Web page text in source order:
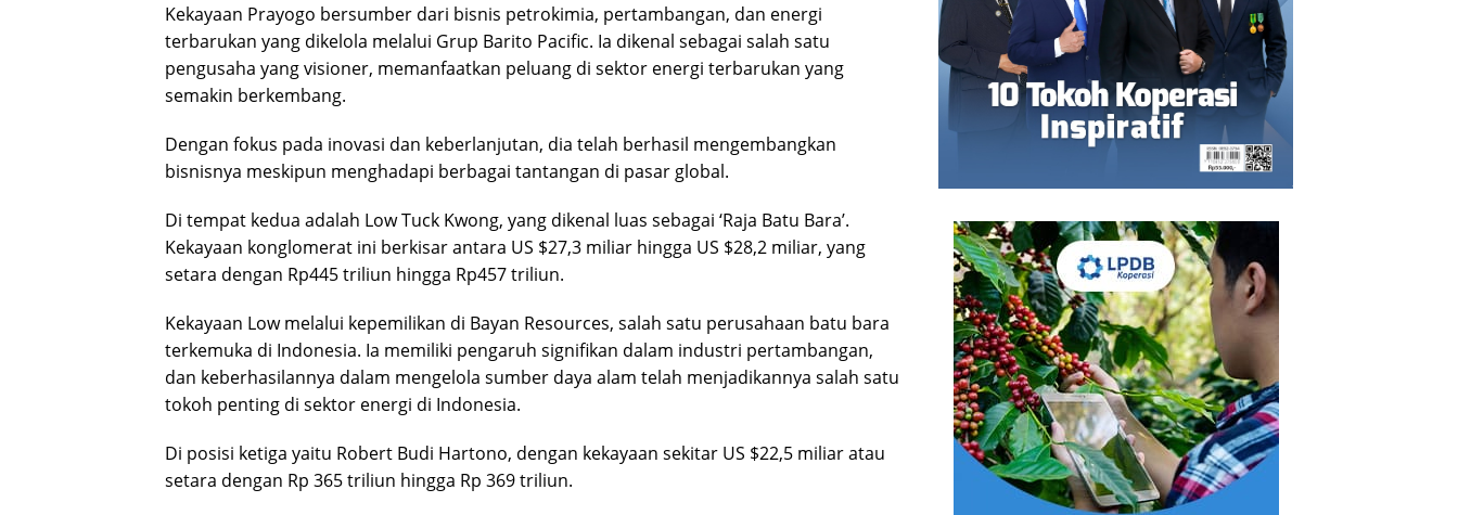
Kekayaan Prayogo bersumber dari bisnis petrokimia, pertambangan, dan energi
terbarukan yang dikelola melalui Grup Barito Pacific. Ia dikenal sebagai salah satu
pengusaha yang visioner, memanfaatkan peluang di sektor energi terbarukan yang
semakin berkembang.
Dengan fokus pada inovasi dan keberlanjutan, dia telah berhasil mengembangkan
bisnisnya meskipun menghadapi berbagai tantangan di pasar global.
Di tempat kedua adalah Low Tuck Kwong, yang dikenal luas sebagai ‘Raja Batu Bara’.
Kekayaan konglomerat ini berkisar antara US $27,3 miliar hingga US $28,2 miliar, yang
setara dengan Rp445 triliun hingga Rp457 triliun.
Kekayaan Low melalui kepemilikan di Bayan Resources, salah satu perusahaan batu bara
terkemuka di Indonesia. Ia memiliki pengaruh signifikan dalam industri pertambangan,
dan keberhasilannya dalam mengelola sumber daya alam telah menjadikannya salah satu
tokoh penting di sektor energi di Indonesia.
Di posisi ketiga yaitu Robert Budi Hartono, dengan kekayaan sekitar US $22,5 miliar atau
setara dengan Rp 365 triliun hingga Rp 369 triliun.